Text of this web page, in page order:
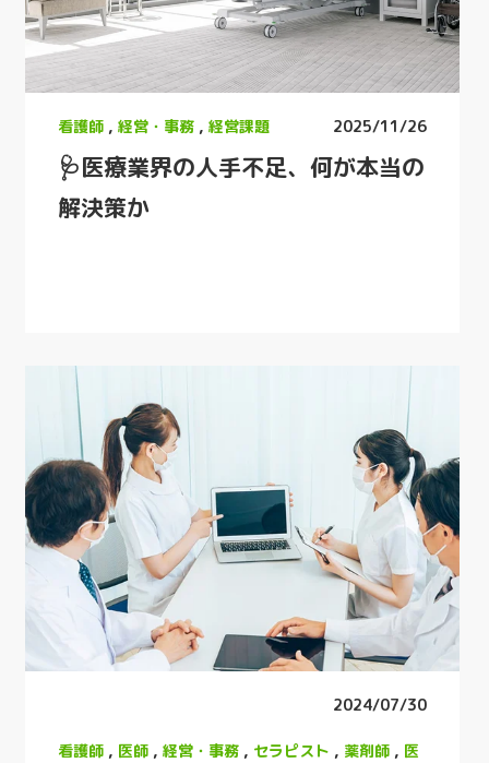
2025/11/26
看護師 , 経営・事務 , 経営課題
🩺医療業界の人手不足、何が本当の
解決策か
2024/07/30
看護師 , 医師 , 経営・事務 , セラピスト , 薬剤師 , 医